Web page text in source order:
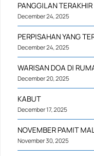
PANGGILAN
December 24, 2025
PERPISAHAN YANG
December 24, 2025
WARISAN DOA DI
December 20, 2025
KABUT
December 17, 2025
NOVEMBER PAMIT
November 30, 2025